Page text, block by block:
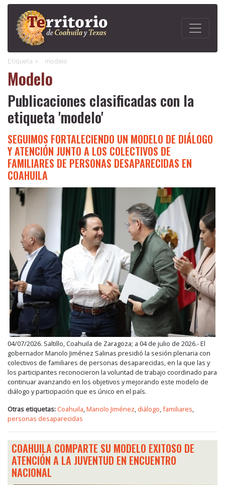
Etiqueta > modelo
Modelo
Publicaciones clasificadas con la
etiqueta 'modelo'
SEGUIMOS FORTALECIENDO UN MODELO DE DIÁLOGO
Y ATENCIÓN JUNTO A LOS COLECTIVOS DE
FAMILIARES DE PERSONAS DESAPARECIDAS EN
COAHUILA
04/07/2026. Saltillo, Coahuila de Zaragoza; a 04 de julio de 2026.- El
gobernador Manolo Jiménez Salinas presidió la sesión plenaria con
colectivos de familiares de personas desaparecidas, en la que las y
los participantes reconocieron la voluntad de trabajo coordinado para
continuar avanzando en los objetivos y mejorando este modelo de
diálogo y participación que es único en el país.
Otras etiquetas: Coahuila Manolo Jiménez diálogo familiares
personas desaparecidas
COAHUILA COMPARTE SU MODELO EXITOSO DE
ATENCIÓN A LA JUVENTUD EN ENCUENTRO
NACIONAL